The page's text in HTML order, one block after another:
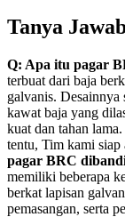
Tanya
Q: Apa itu pagar
terbuat dari baja
galvanis. Desainnya
kawat baja yang
kuat dan tahan lama.
tentu, Tim kami siap
pagar BRC
memiliki beberapa
berkat lapisan
pemasangan, serta